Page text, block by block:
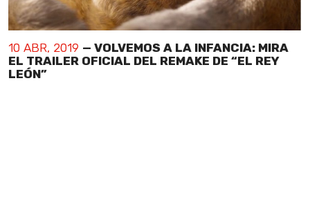
10 ABR, 2019 — VOLVEMOS A LA INFANCIA: MIRA
EL TRAILER OFICIAL DEL REMAKE DE “EL REY
LEÓN”